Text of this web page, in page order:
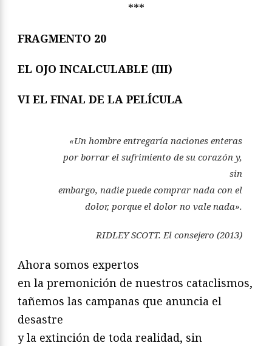
***
FRAGMENTO 20
EL OJO INCALCULABLE (III)
VI EL FINAL DE LA PELÍCULA
«Un hombre entregaría naciones enteras
por borrar el sufrimiento de su corazón y,
sin
embargo, nadie puede comprar nada con el
dolor, porque el dolor no vale nada».
RIDLEY SCOTT.El consejero (2013)
Ahora somos expertos
en la premonición de nuestros cataclismos,
tañemos las campanas que anuncia el
desastre
y la extinción de toda realidad, sin